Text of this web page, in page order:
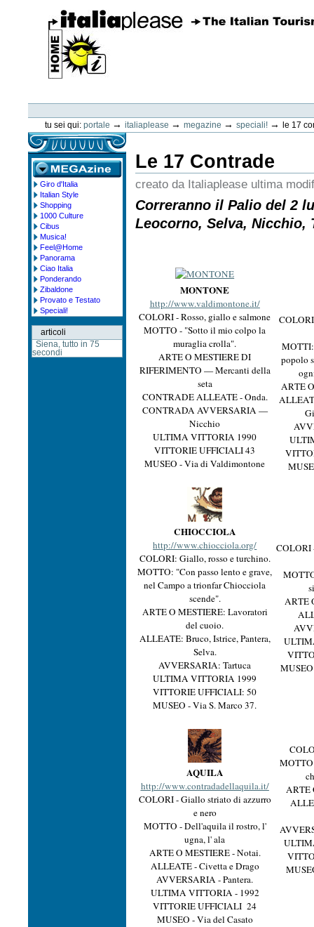
contenuti.
Spostati
navigazione
personali
tu sei qui: portale → italiaplease → megazine → speciali! → le 17
megazine
Giro d'Italia
Italian Style
Shopping
1000 Culture
Cibus
Musica!
Feel@Home
Panorama
Ciao Italia
Ponderando
Zibaldone
Provato e Testato
Speciali!
articoli
Siena, tutto in 75
secondi
Le 17 Contrade
creato da Italiaplease ultima
Correranno il Palio del 2
Leocorno, Selva, Nicchio,
MONTONE
http://www.valdimontone.it/
COLORI - Rosso, giallo e salmone
MOTTO - "Sotto il mio colpo la
muraglia crolla".
ARTE O MESTIERE DI
RIFERIMENTO — Mercanti della
seta
CONTRADE ALLEATE - Onda.
CONTRADA AVVERSARIA —
Nicchio
ULTIMA VITTORIA 1990
VITTORIE UFFICIALI 43
MUSEO - Via di Valdimontone
CHIOCCIOLA
http://www.chiocciola.org/
COLORI: Giallo, rosso e turchino.
MOTTO: "Con passo lento e grave,
nel Campo a trionfar Chiocciola
scende".
ARTE O MESTIERE: Lavoratori
del cuoio.
ALLEATE: Bruco, Istrice, Pantera,
Selva.
AVVERSARIA: Tartuca
ULTIMA VITTORIA 1999
VITTORIE UFFICIALI: 50
MUSEO - Via S. Marco 37.
AQUILA
http://www.contradadellaquila.it/
COLORI - Giallo striato di azzurro
e nero
MOTTO - Dell'aquila il rostro, l'
ugna, l' ala
ARTE O MESTIERE - Notai.
ALLEATE - Civetta e Drago
AVVERSARIA - Pantera.
ULTIMA VITTORIA - 1992
VITTORIE UFFICIALI 24
MUSEO - Via del Casato
popolo
ARTE
COLORI
ARTE
ARTE